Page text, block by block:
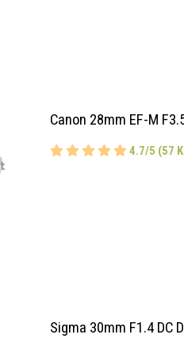
Canon 28mm EF-M
4.7/5 (57
Sigma 30mm F1.4 DC